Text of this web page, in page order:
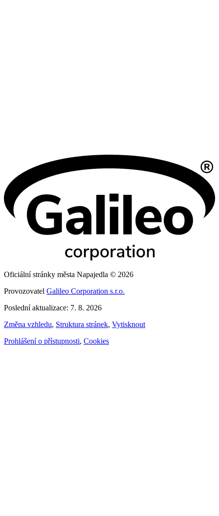
Oficiální stránky města Napajedla © 2026
Provozovatel Galileo Corporation s.r.o.
Poslední aktualizace: 7. 8. 2026
Změna vzhledu, Struktura stránek, Vytisknout
Prohlášení o přístupnosti, Cookies